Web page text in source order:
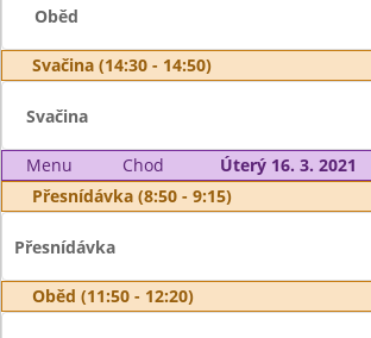
Oběd
Svačina (14:30 - 14:50)
Svačina
Menu Chod
Úterý 16. 3. 2021
Přesnídávka (8:50 - 9:15)
Přesnídávka
Oběd (11:50 - 12:20)